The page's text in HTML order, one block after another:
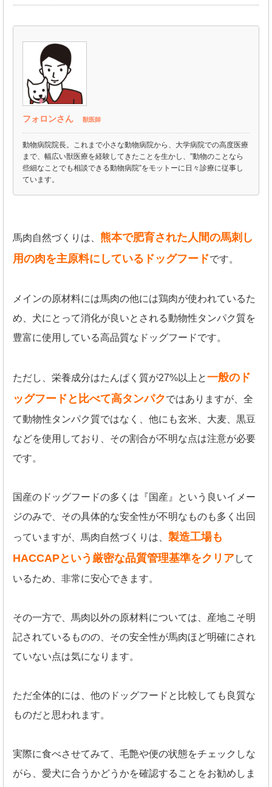
フォロンさん 獣医師
動物病院院長。これまで小さな動物病院から、大学病院での高度医療
まで、幅広い獣医療を経験してきたことを生かし、”動物のことなら
些細なことでも相談できる動物病院”をモットーに日々診療に従事し
ています。
馬肉自然づくりは、 熊本で肥育された人間の馬刺し
用の肉を主原料にしているドッグフードです。
メインの原材料には馬肉の他には鶏肉が使われているた
め、犬にとって消化が良いとされる動物性タンパク質を
豊富に使用している高品質なドッグフードです。
ただし、栄養成分はたんぱく質が27%以上と一般のド
ッグフードと比べて高タンパクではありますが、全
て動物性タンパク質ではなく、他にも玄米、大麦、黒豆
などを使用しており、その割合が不明な点は注意が必要
です。
国産のドッグフードの多くは『国産』という良いイメー
ジのみで、その具体的な安全性が不明なものも多く出回
っていますが、馬肉自然づくりは、 製造工場も
HACCAPという厳密な品質管理基準をクリアして
いるため、非常に安心できます。
その一方で、馬肉以外の原材料については、産地こそ明
記されているものの、その安全性が馬肉ほど明確にされ
ていない点は気になります。
ただ全体的には、他のドッグフードと比較しても良質な
ものだと思われます。
実際に食べさせてみて、毛艶や便の状態をチェックしな
がら、愛犬に合うかどうかを確認することをお勧めしま